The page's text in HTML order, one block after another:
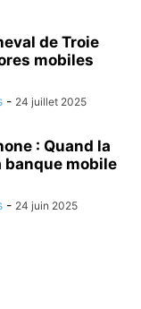
de Troie
mobiles
- 24 juillet 2025
: Quand la
mobile
- 24 juin 2025